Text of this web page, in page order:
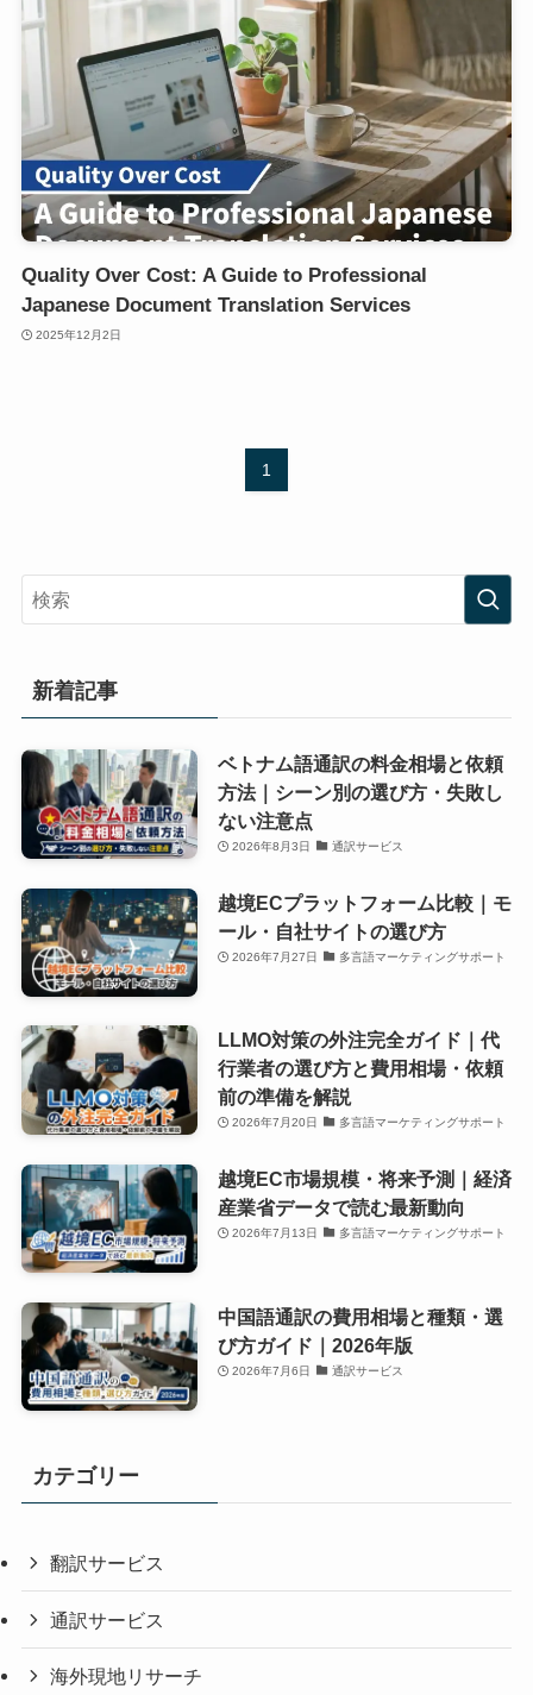
Quality Over Cost: A Guide to Professional
Japanese Document Translation Services
2025年12月2日
1
新着記事
ベトナム語通訳の料金相場と依頼
方法｜シーン別の選び方・失敗し
ない注意点
2026年8月3日 通訳サービス
越境ECプラットフォーム比較｜モ
ール・自社サイトの選び方
2026年7月27日 多言語マーケティングサポート
LLMO対策の外注完全ガイド｜代
行業者の選び方と費用相場・依頼
前の準備を解説
2026年7月20日 多言語マーケティングサポート
越境EC市場規模・将来予測｜経済
産業省データで読む最新動向
2026年7月13日 多言語マーケティングサポート
中国語通訳の費用相場と種類・選
び方ガイド｜2026年版
2026年7月6日 通訳サービス
カテゴリー
翻訳サービス
通訳サービス
海外現地リサーチ